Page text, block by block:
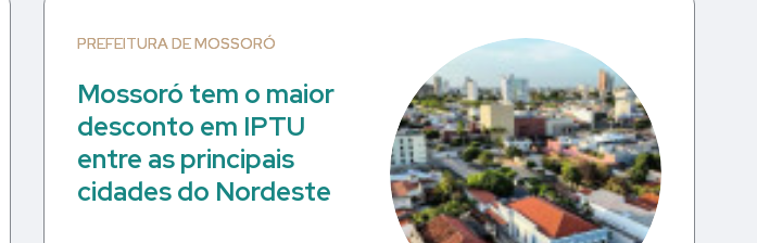
PREFEITURA DE MOSSORÓ
Mossoró tem o maior
desconto em IPTU
entre as principais
cidades do Nordeste